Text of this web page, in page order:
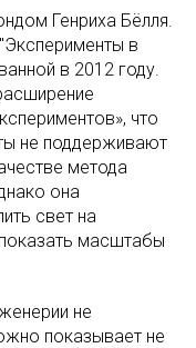
Генриха Бёлля.
в
в 2012 году.
что
не поддерживают
метода
она
свет на
масштабы
не
показывает не